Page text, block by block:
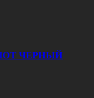
ЧЕРНЫЙ